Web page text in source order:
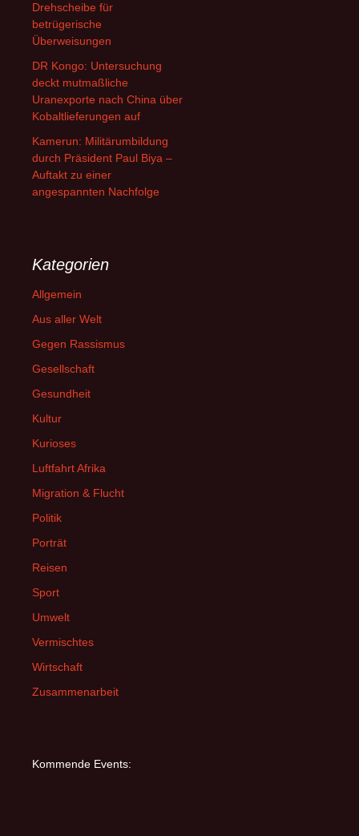
Drehscheibe für
betrügerische
Überweisungen
DR Kongo: Untersuchung
deckt mutmaßliche
Uranexporte nach China über
Kobaltlieferungen auf
Kamerun: Militärumbildung
durch Präsident Paul Biya –
Auftakt zu einer
angespannten Nachfolge
Kategorien
Allgemein
Aus aller Welt
Gegen Rassismus
Gesellschaft
Gesundheit
Kultur
Kurioses
Luftfahrt Afrika
Migration & Flucht
Politik
Porträt
Reisen
Sport
Umwelt
Vermischtes
Wirtschaft
Zusammenarbeit
Kommende Events: